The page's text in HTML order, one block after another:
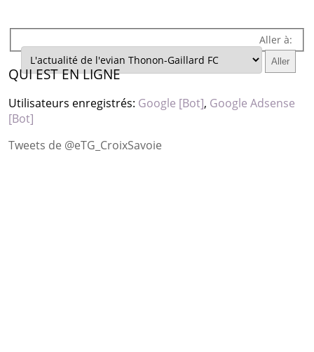
Aller à:
QUI EST EN LIGNE
Utilisateurs enregistrés: Google [Bot], Google Adsense
[Bot]
Tweets de @eTG_CroixSavoie